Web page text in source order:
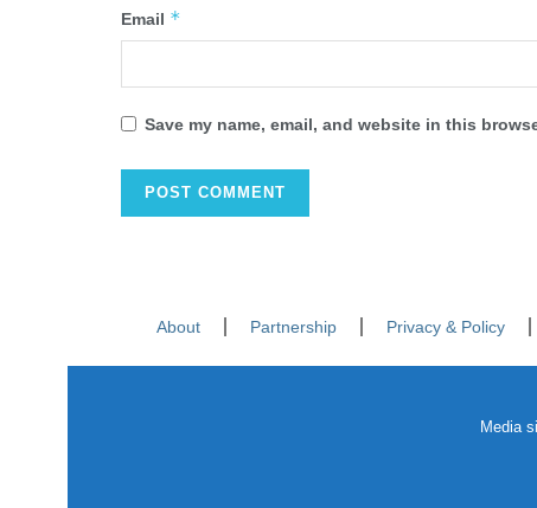
Email *
Save my name, email, and website in this
About Partnership Privacy & Policy
Media